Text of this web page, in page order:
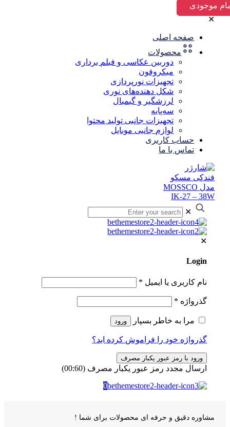
✕
صفحه اصلی
محصولات
دوربین عکاسی و فیلم برداری
میکروفون
تجهیزات نورپردازی
شکل‌ دهنده‌های نوری
لرزشگیر و گیمبال
سه‌پایه
تجهیزات جانبی تولید محتوا
لوازم جانبی موبایل
حساب کاربری
تماس با ما
✕
✕
Login
نام کاربری یا ایمیل *
گذرواژه *
مرا به خاطر بسپار ورود
گذرواژه خود را فراموش کرده اید؟
ورود با رمز عبور یکبار مصرف
ارسال مجدد رمز عبور یکبار مصرف (00:
60
)
0
مشاوره دقیق و حرفه ای محصولات برای شما !